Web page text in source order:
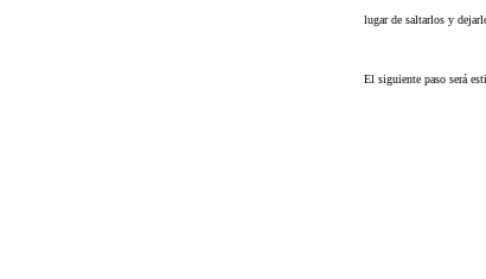
lugar de saltarlos y
El siguiente paso será